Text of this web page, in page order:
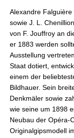
Alexandre
sowie J. L.
von F. Jouffroy an
er 1883 werden
Ausstellung
Staat dotiert,
einem der
Bildhauer. Sein
Denkmäler sowie
wie seine um 1898
Neubau der Opéra-
Originalgipsmodell